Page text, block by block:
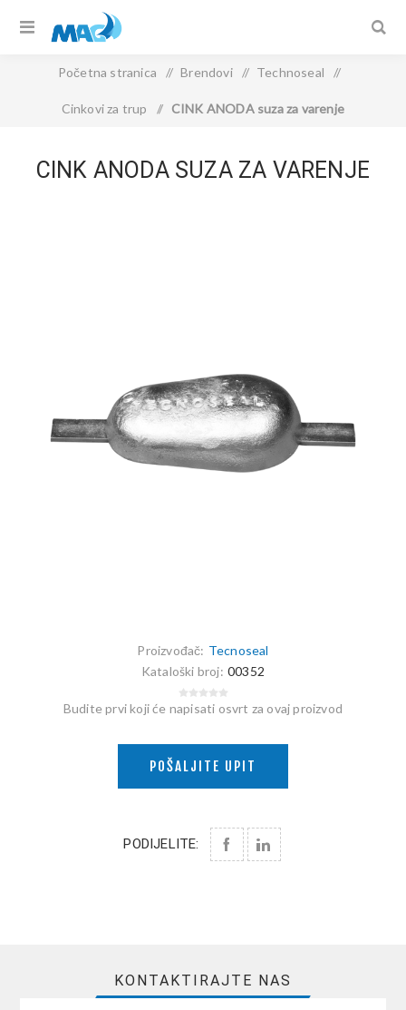
Početna stranica / Brendovi / Technoseal /
Cinkovi za trup / CINK ANODA suza za varenje
CINK ANODA SUZA ZA VARENJE
Proizvođač: Tecnoseal
Kataloški broj: 00352
Budite prvi koji će napisati osvrt za ovaj proizvod
POŠALJITE UPIT
PODIJELITE:
KONTAKTIRAJTE NAS